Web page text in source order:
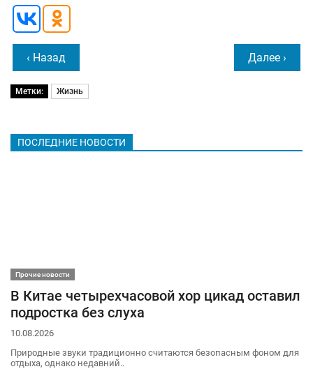
‹ Назад Далее ›
Метки: Жизнь
ПОСЛЕДНИЕ НОВОСТИ
Прочие новости
В Китае четырехчасовой хор цикад оставил
подростка без слуха
10.08.2026
Природные звуки традиционно считаются безопасным фоном для
отдыха, однако недавний..